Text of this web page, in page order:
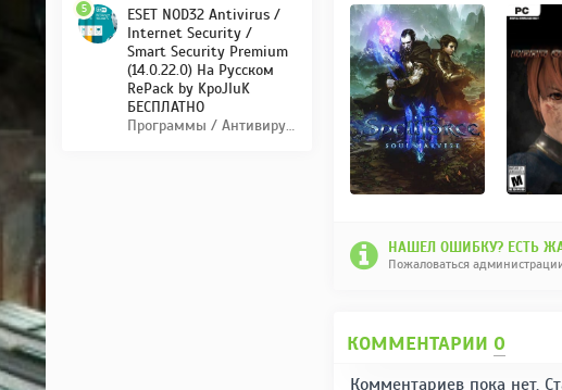
НАШЕЛ ОШИБКУ? ЕСТЬ
Пожаловаться
КОММЕНТАРИИ 0
Комментариев пока нет.
ESET NOD32 Antivirus /
Internet Security /
Smart Security Premium
(14.0.22.0) На Русском
RePack by KpoJIuK
БЕСПЛАТНО
Программы / Антивирусы
5